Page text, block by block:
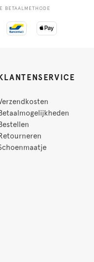
BETAALMETHODE